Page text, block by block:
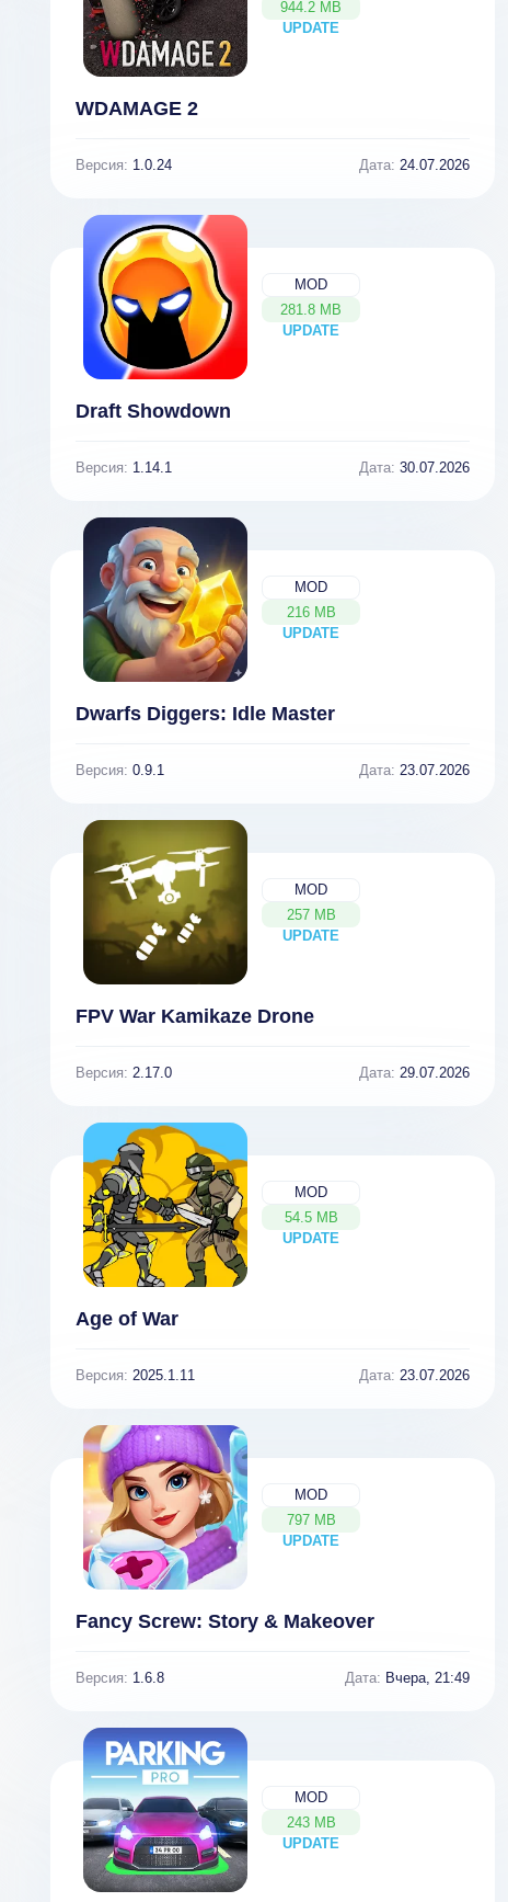
Car Parkour
Sky Racing 3D
Gym High Bar
944.2 MB
UPDATE
NEW
WDAMAGE 2
Версия: 1.0.24 Дата: 24.07.2026
MOD
281.8 MB
UPDATE
NEW
Draft Showdown
Версия: 1.14.1 Дата: 30.07.2026
MOD
216 MB
UPDATE
NEW
Dwarfs Diggers: Idle Master
Версия: 0.9.1 Дата: 23.07.2026
MOD
257 MB
UPDATE
NEW
FPV War Kamikaze Drone
Версия: 2.17.0 Дата: 29.07.2026
MOD
54.5 MB
UPDATE
NEW
Age of War
Версия: 2025.1.11 Дата: 23.07.2026
MOD
797 MB
UPDATE
NEW
Fancy Screw: Story & Makeover
Версия: 1.6.8 Дата: Вчера, 21:49
MOD
243 MB
UPDATE
NEW